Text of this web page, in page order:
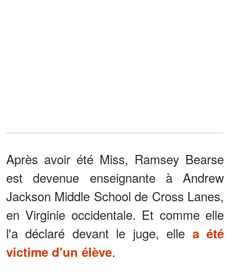
Après avoir été Miss, Ramsey Bearse
est devenue enseignante à Andrew
Jackson Middle School de Cross Lanes,
en Virginie occidentale. Et comme elle
l'a déclaré devant le juge, elle a été
victime d'un élève.